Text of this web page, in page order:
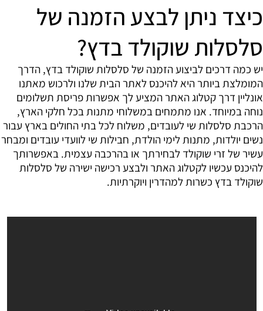
כיצד ניתן לבצע הזמנה של
סלסלות שוקולד בדץ?
יש כמה דרכים לביצוע הזמנה של סלסלות שוקולד בדץ, הדרך
המומלצת ביותר היא להיכנס לאתר הבית שלנו ולרכוש מאתנו
אונליין דרך קטלוג האתר המציע לך אפשרות פריסת תשלומים
נוחה במיוחד. אנו מתמחים במשלוחי מתנות בכל חלקי הארץ,
הרכבת סלסלות שי לעובדים, משלוח לכל בתי החולים בארץ עבור
נשים יולדות, מתנות לימי הולדת, חבילות שי לוועדי עובדים ומבחר
עשיר של זרי שוקולד לבחירתך או בהרכבה עצמית. באפשרותך
להיכנס עכשיו לקטלוג האתר ולבצע רכישה ישירה של סלסלות
שוקולד בדץ כשרות למהדרין ויוקרתיות.